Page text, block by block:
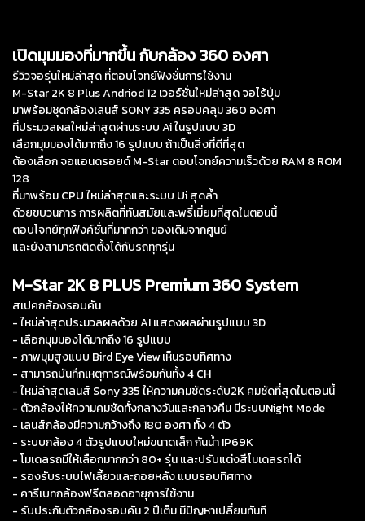
เปิดมุมมองที่มากขึ้น กับกล้อง 360 องศา
รีวิวจอรุ่นใหม่ล่าสุด ที่ตอบโจทย์ฟังชั่นการใช้งาน
M-Star 2K 8 Plus Andriod 12 เวอร์ชั่นใหม่ล่าสุด จอไร้ปุ่ม
มาพร้อมชุดกล้องเลนส์ SONY 335 ครอบคลุม 360 องศา
ที่ประมวลผลใหม่ล่าสุดผ่านระบบ Ai ในรูปแบบ 3D
เลือกมุมมองได้มากถึง 16 รูปแบบ ถ้าเป็นสิ่งที่ดีที่สุด
ต้องเลือก จอแอนดรอยด์ M-Star ตอบโจทย์ความเร็วด้วย RAM 8 ROM
128
ที่มาพร้อม CPU ใหม่ล่าสุดและระบบ Ui สุดล้ำ
ด้วยขบวนการ การผลิตที่ทันสมัยและพรี่เมี่ยมที่สุดในตอนนี้
ตอบโจทย์ทุกฟังค์ชั่นที่มากกว่า ของเดิมจากศูนย์
และยังสามารถติดตั้งได้กับรถทุกรุ่น
M-Star 2K 8 PLUS Premium 360 System
สเปคกล้องรอบคัน
- ใหม่ล่าสุดประมวลผลด้วย AI แสดงผลผ่านรูปแบบ 3D
- เลือกมุมมองได้มากถึง 16 รูปแบบ
- ภาพมุมสูงแบบ Bird Eye View เห็นรอบทิศทาง
- สามารถบันทึกเหตุการณ์พร้อมกันทั้ง 4 CH
- ใหม่ล่าสุดเลนส์ Sony 335 ให้ความคมชัดระดับ2K คมชัดที่สุดในตอนนี้
- ตัวกล้องให้ความคมชัดทั้งกลางวันและกลางคืน มีระบบNight Mode
- เลนส์กล้องมีความกว้างถึง 180 องศา ทั้ง 4 ตัว
- ระบบกล้อง 4 ตัวรูปแบบใหม่ขนาดเล็ก กันน้ำ IP69K
- โมเดลรถมีให้เลือกมากกว่า 80+ รุ่น และปรับแต่งสีโมเดลรถได้
- รองรับระบบไฟเลี้ยวและถอยหลัง แบบรอบทิศทาง
- คารีเบทกล้องฟรีตลอดอายุการใช้งาน
- รับประกันตัวกล้องรอบคัน 2 ปีเต็ม มีปัญหาเปลี่ยนทันที